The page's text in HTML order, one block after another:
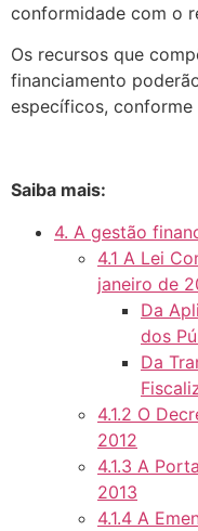
conformidade com o
Os recursos que
financiamento
específicos, conforme
Saiba mais:
4. A gestão
4.1 A Lei
janeiro de
Da
dos
Da
4.1.2 O
2012
4.1.3 A
2013
4.1.4 A